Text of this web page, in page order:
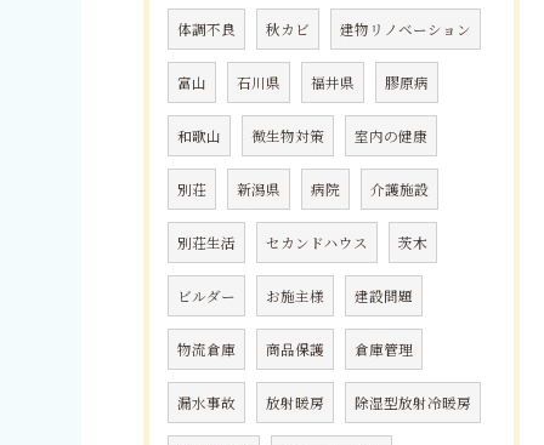
体調不良 秋カビ 建物リノベーション
富山 石川県 福井県 膠原病
和歌山 微生物対策 室内の健康
別荘 新潟県 病院 介護施設
別荘生活 セカンドハウス 茨木
ビルダー お施主様 建設問題
物流倉庫 商品保護 倉庫管理
漏水事故 放射暖房 除湿型放射冷暖房